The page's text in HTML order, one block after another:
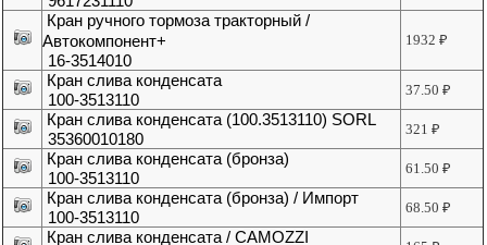
Кран ручного тормоза тракторный /
Автокомпонент+
16-3514010
1932₽
Кран слива конденсата
100-3513110
37.50₽
Кран слива конденсата (100.3513110) SORL
35360010180
321₽
Кран слива конденсата (бронза)
100-3513110
61.50₽
Кран слива конденсата (бронза) / Импорт
100-3513110
68.50₽
Кран слива конденсата / CAMOZZI